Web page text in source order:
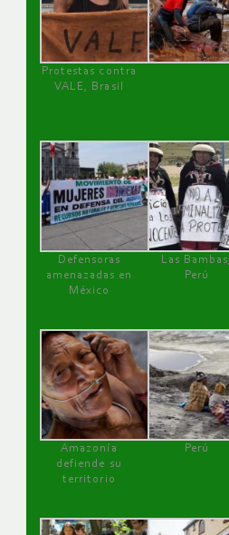
Protestas contra
VALE, Brasil
Defensoras
amenazadas en
México
Las Bambas,
Perú
Amazonía
defiende su
territorio
Perú